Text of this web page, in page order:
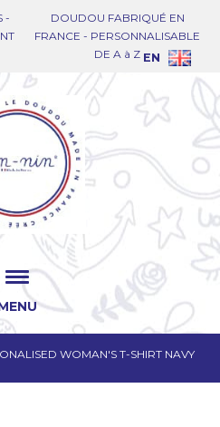
-
DOUDOU FABRIQUÉ EN
FRANCE - PERSONNALISABLE
DE A à Z EN
WOMAN'S T-SHIRT NAVY